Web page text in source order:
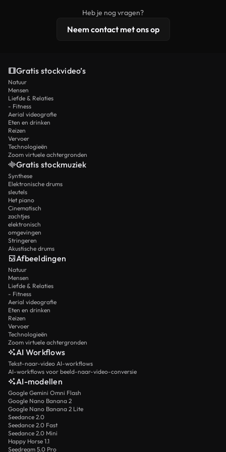
licentiebescherming omvat.
Heb je nog vragen?
Neem contact met ons op
Gratis stockvideo’s
Natuur
Mensen
Liefde & Relaties
- Fitness
Aerial videografie
Eten en drinken
Reizen
Vervoer
Technologieën
Zoom virtuele achtergronden
Gratis stockmuziek
Synthese
Elektronische drums
sleutels
Het piano
Cinematisch
zachtjes
elektronisch
omgevingen
Stringeren
Akustische drums
Afbeeldingen
Natuur
Mensen
Liefde & Relaties
- Fitness
Aerial videografie
Eten en drinken
Reizen
Vervoer
Technologieën
Zoom virtuele achtergronden
AI Workflows
Tekst-naar-video AI-workflows
AI-workflows voor beeld-naar-video-conversie
AI-modellen
Google Gemini Omni Flash
Google Nano Banana 2
Google Nano Banana 2 Lite
Seedance 2.0
Seedance 2.0 Fast
Seedance 2.0 Mini
Happy Horse 1.1
Seedream 5.0 Pro